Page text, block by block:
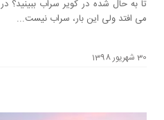
تا به حال شده در کویر سراب ببینید؟
می افتد ولی این بار، سراب نیست...
30 شهریور 1398